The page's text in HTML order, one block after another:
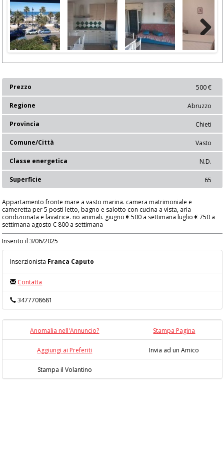
Next
500 €
Prezzo
Abruzzo
Regione
Chieti
Provincia
Vasto
Comune/Città
N.D.
Classe energetica
65
Superficie
Appartamento fronte mare a vasto marina. camera matrimoniale e
cameretta per 5 posti letto, bagno e salotto con cucina a vista, aria
condizionata e lavatrice. no animali. giugno € 500 a settimana luglio € 750 a
settimana agosto € 800 a settimana
Inserito il 3/06/2025
Inserzionista Franca Caputo
Contatta
3477708681
Anomalia nell'Annuncio? Stampa Pagina
Aggiungi ai Preferiti Invia ad un Amico
Stampa il Volantino